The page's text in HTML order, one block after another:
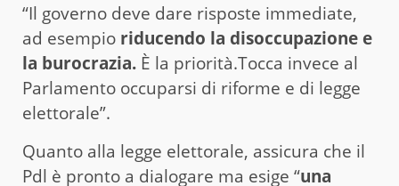
“Il governo deve dare risposte immediate,
ad esempio riducendo la disoccupazione e
la burocrazia. È la priorità.Tocca invece al
Parlamento occuparsi di riforme e di legge
elettorale”.
Quanto alla legge elettorale, assicura che il
Pdl è pronto a dialogare ma esige “una